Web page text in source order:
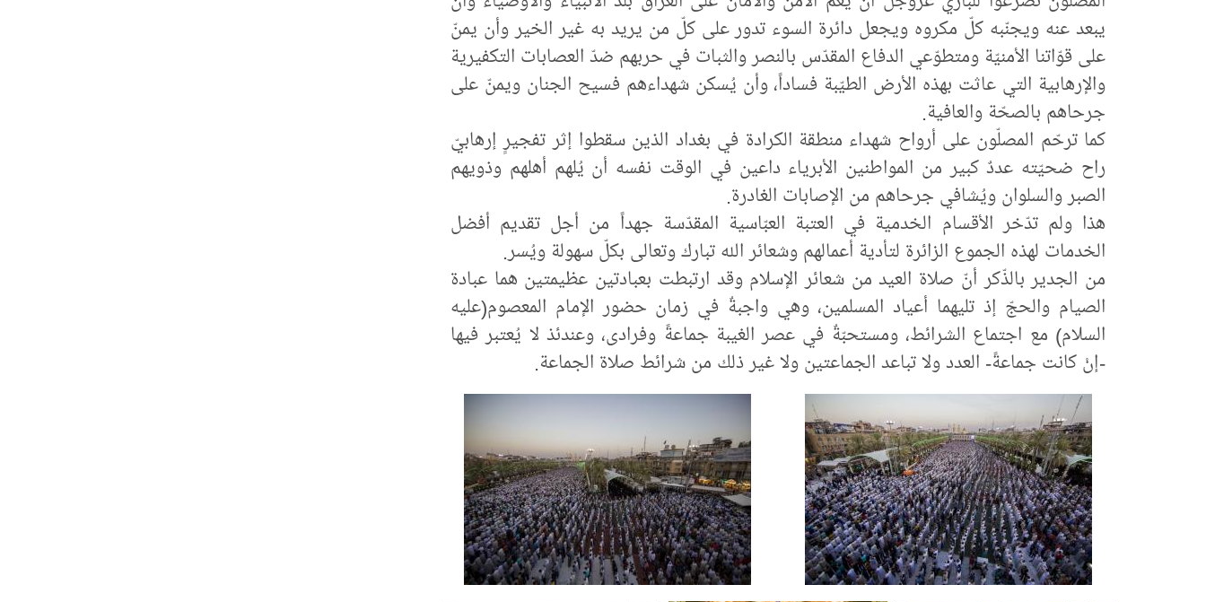
يبعد عنه ويجنّبه كلّ مكروه ويجعل دائرة السوء تدور على كلّ من يريد به غير الخير وأن يمنّ
على قوّاتنا الأمنيّة ومتطوّعي الدفاع المقدّس بالنصر والثبات في حربهم ضدّ العصابات التكفيرية
والإرهابية التي عاثت بهذه الأرض الطيّبة فساداً، وأن يُسكن شهداءهم فسيح الجنان ويمنّ على
جرحاهم بالصحّة والعافية.
كما ترحّم المصلّون على أرواح شهداء منطقة الكرادة في بغداد الذين سقطوا إثر تفجيرٍ إرهابيّ
راح ضحيّته عددٌ كبير من المواطنين الأبرياء داعين في الوقت نفسه أن يُلهم أهلهم وذويهم
الصبر والسلوان ويُشافي جرحاهم من الإصابات الغادرة.
هذا ولم تدّخر الأقسام الخدمية في العتبة العبّاسية المقدّسة جهداً من أجل تقديم أفضل
الخدمات لهذه الجموع الزائرة لتأدية أعمالهم وشعائر الله تبارك وتعالى بكلّ سهولة ويُسر.
من الجدير بالذّكر أنّ صلاة العيد من شعائر الإسلام وقد ارتبطت بعبادتين عظيمتين هما عبادة
الصيام والحجّ إذ تليهما أعياد المسلمين، وهي واجبةٌ في زمان حضور الإمام المعصوم(عليه
السلام) مع اجتماع الشرائط، ومستحبّةٌ في عصر الغيبة جماعةً وفرادى، وعندئذ لا يُعتبر فيها
-إنْ كانت جماعةً- العدد ولا تباعد الجماعتين ولا غير ذلك من شرائط صلاة الجماعة.